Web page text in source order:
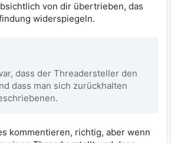
von dir übertrieben, das
widerspiegeln.
dass der Threadersteller den
dass man sich zurückhalten
kommentieren, richtig, aber wenn